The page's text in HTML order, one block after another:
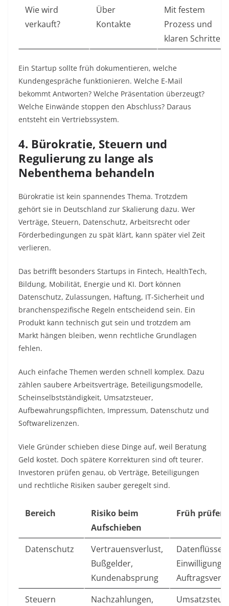
Wie wird
verkauft?
Über
Kontakte
Mit festem
Prozess und
klaren Schritten
Ein Startup sollte früh dokumentieren, welche
Kundengespräche funktionieren. Welche E-Mail
bekommt Antworten? Welche Präsentation überzeugt?
Welche Einwände stoppen den Abschluss? Daraus
entsteht ein Vertriebssystem.
4. Bürokratie, Steuern und
Regulierung zu lange als
Nebenthema behandeln
Bürokratie ist kein spannendes Thema. Trotzdem
gehört sie in Deutschland zur Skalierung dazu. Wer
Verträge, Steuern, Datenschutz, Arbeitsrecht oder
Förderbedingungen zu spät klärt, kann später viel Zeit
verlieren.
Das betrifft besonders Startups in Fintech, HealthTech,
Bildung, Mobilität, Energie und KI. Dort können
Datenschutz, Zulassungen, Haftung, IT-Sicherheit und
branchenspezifische Regeln entscheidend sein. Ein
Produkt kann technisch gut sein und trotzdem am
Markt hängen bleiben, wenn rechtliche Grundlagen
fehlen.
Auch einfache Themen werden schnell komplex. Dazu
zählen saubere Arbeitsverträge, Beteiligungsmodelle,
Scheinselbstständigkeit, Umsatzsteuer,
Aufbewahrungspflichten, Impressum, Datenschutz und
Softwarelizenzen.
Viele Gründer schieben diese Dinge auf, weil Beratung
Geld kostet. Doch spätere Korrekturen sind oft teurer.
Investoren prüfen genau, ob Verträge, Beteiligungen
und rechtliche Risiken sauber geregelt sind.
Bereich
Risiko beim
Aufschieben
Früh prüfen
Datenschutz
Vertrauensverlust,
Bußgelder,
Kundenabsprung
Datenflüsse,
Steuern
Nachzahlungen,